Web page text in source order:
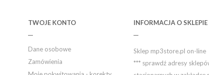
TWOJE KONTO
Dane osobowe
Zamówienia
INFORMACJA O SKLEPIE
Sklep mp3store.pl on-line
*** sprawdź adresy